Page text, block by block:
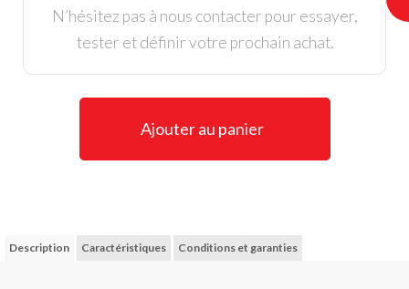
N’hésitez pas à nous contacter pour essayer,
tester et définir votre prochain achat.
Ajouter au panier
Description Caractéristiques Conditions et garanties